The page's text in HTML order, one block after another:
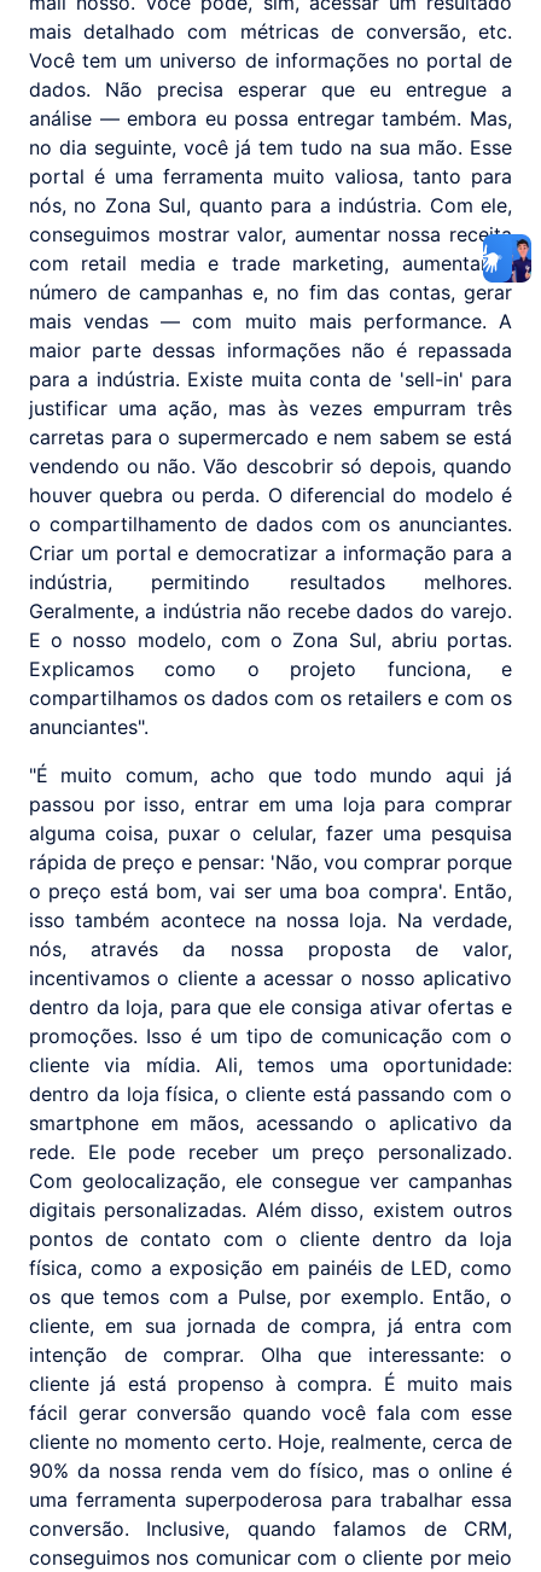
mais detalhado com métricas de conversão, etc.
Você tem um universo de informações no portal de
dados. Não precisa esperar que eu entregue a
análise — embora eu possa entregar também. Mas,
no dia seguinte, você já tem tudo na sua mão. Esse
portal é uma ferramenta muito valiosa, tanto para
nós, no Zona Sul, quanto para a indústria. Com ele,
conseguimos mostrar valor, aumentar nossa receita
com retail media e trade marketing, aumentar o
número de campanhas e, no fim das contas, gerar
mais vendas — com muito mais performance. A
maior parte dessas informações não é repassada
para a indústria. Existe muita conta de 'sell-in' para
justificar uma ação, mas às vezes empurram três
carretas para o supermercado e nem sabem se está
vendendo ou não. Vão descobrir só depois, quando
houver quebra ou perda. O diferencial do modelo é
o compartilhamento de dados com os anunciantes.
Criar um portal e democratizar a informação para a
indústria, permitindo resultados melhores.
Geralmente, a indústria não recebe dados do varejo.
E o nosso modelo, com o Zona Sul, abriu portas.
Explicamos como o projeto funciona, e
compartilhamos os dados com os retailers e com os
anunciantes".
"É muito comum, acho que todo mundo aqui já
passou por isso, entrar em uma loja para comprar
alguma coisa, puxar o celular, fazer uma pesquisa
rápida de preço e pensar: 'Não, vou comprar porque
o preço está bom, vai ser uma boa compra'. Então,
isso também acontece na nossa loja. Na verdade,
nós, através da nossa proposta de valor,
incentivamos o cliente a acessar o nosso aplicativo
dentro da loja, para que ele consiga ativar ofertas e
promoções. Isso é um tipo de comunicação com o
cliente via mídia. Ali, temos uma oportunidade:
dentro da loja física, o cliente está passando com o
smartphone em mãos, acessando o aplicativo da
rede. Ele pode receber um preço personalizado.
Com geolocalização, ele consegue ver campanhas
digitais personalizadas. Além disso, existem outros
pontos de contato com o cliente dentro da loja
física, como a exposição em painéis de LED, como
os que temos com a Pulse, por exemplo. Então, o
cliente, em sua jornada de compra, já entra com
intenção de comprar. Olha que interessante: o
cliente já está propenso à compra. É muito mais
fácil gerar conversão quando você fala com esse
cliente no momento certo. Hoje, realmente, cerca de
90% da nossa renda vem do físico, mas o online é
uma ferramenta superpoderosa para trabalhar essa
conversão. Inclusive, quando falamos de CRM,
conseguimos nos comunicar com o cliente por meio